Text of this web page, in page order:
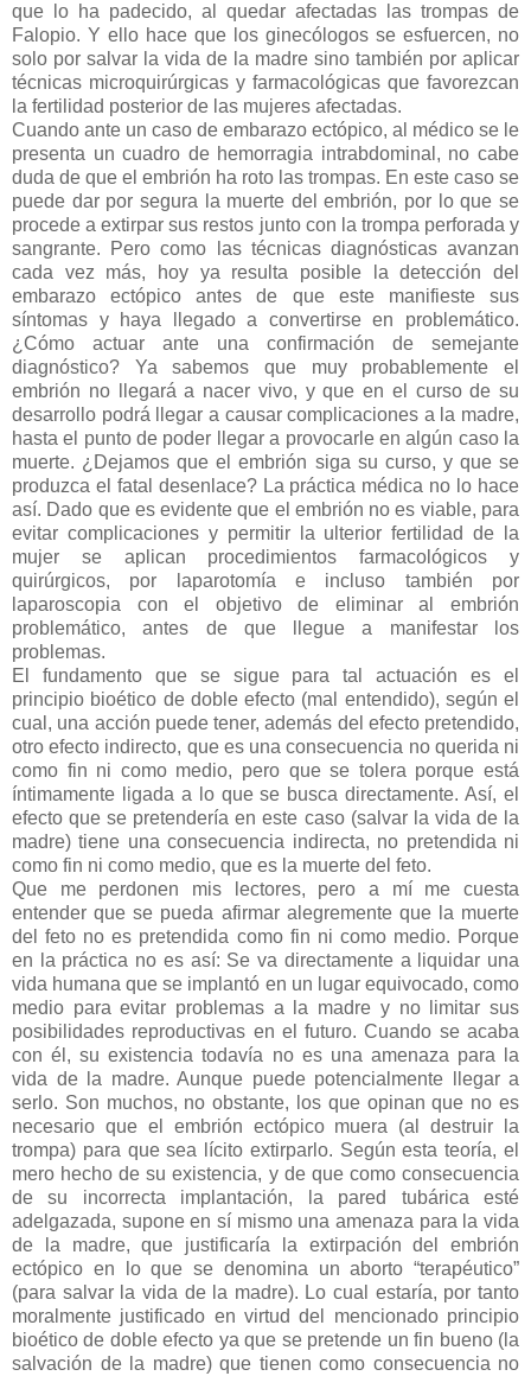
que lo ha padecido, al quedar afectadas las trompas de
Falopio. Y ello hace que los ginecólogos se esfuercen, no
solo por salvar la vida de la madre sino también por aplicar
técnicas microquirúrgicas y farmacológicas que favorezcan
la fertilidad posterior de las mujeres afectadas.
Cuando ante un caso de embarazo ectópico, al médico se le
presenta un cuadro de hemorragia intrabdominal, no cabe
duda de que el embrión ha roto las trompas. En este caso se
puede dar por segura la muerte del embrión, por lo que se
procede a extirpar sus restos junto con la trompa perforada y
sangrante. Pero como las técnicas diagnósticas avanzan
cada vez más, hoy ya resulta posible la detección del
embarazo ectópico antes de que este manifieste sus
síntomas y haya llegado a convertirse en problemático.
¿Cómo actuar ante una confirmación de semejante
diagnóstico? Ya sabemos que muy probablemente el
embrión no llegará a nacer vivo, y que en el curso de su
desarrollo podrá llegar a causar complicaciones a la madre,
hasta el punto de poder llegar a provocarle en algún caso la
muerte. ¿Dejamos que el embrión siga su curso, y que se
produzca el fatal desenlace? La práctica médica no lo hace
así. Dado que es evidente que el embrión no es viable, para
evitar complicaciones y permitir la ulterior fertilidad de la
mujer se aplican procedimientos farmacológicos y
quirúrgicos, por laparotomía e incluso también por
laparoscopia con el objetivo de eliminar al embrión
problemático, antes de que llegue a manifestar los
problemas.
El fundamento que se sigue para tal actuación es el
principio bioético de doble efecto (mal entendido), según el
cual, una acción puede tener, además del efecto pretendido,
otro efecto indirecto, que es una consecuencia no querida ni
como fin ni como medio, pero que se tolera porque está
íntimamente ligada a lo que se busca directamente. Así, el
efecto que se pretendería en este caso (salvar la vida de la
madre) tiene una consecuencia indirecta, no pretendida ni
como fin ni como medio, que es la muerte del feto.
Que me perdonen mis lectores, pero a mí me cuesta
entender que se pueda afirmar alegremente que la muerte
del feto no es pretendida como fin ni como medio. Porque
en la práctica no es así: Se va directamente a liquidar una
vida humana que se implantó en un lugar equivocado, como
medio para evitar problemas a la madre y no limitar sus
posibilidades reproductivas en el futuro. Cuando se acaba
con él, su existencia todavía no es una amenaza para la
vida de la madre. Aunque puede potencialmente llegar a
serlo. Son muchos, no obstante, los que opinan que no es
necesario que el embrión ectópico muera (al destruir la
trompa) para que sea lícito extirparlo. Según esta teoría, el
mero hecho de su existencia, y de que como consecuencia
de su incorrecta implantación, la pared tubárica esté
adelgazada, supone en sí mismo una amenaza para la vida
de la madre, que justificaría la extirpación del embrión
ectópico en lo que se denomina un aborto “terapéutico”
(para salvar la vida de la madre). Lo cual estaría, por tanto
moralmente justificado en virtud del mencionado principio
bioético de doble efecto ya que se pretende un fin bueno (la
salvación de la madre) que tienen como consecuencia no